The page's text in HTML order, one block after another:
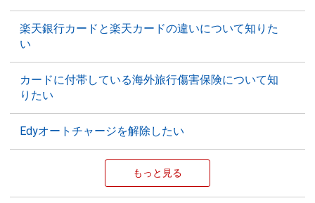
楽天銀行カードと楽天カードの違いについて知りた
い
カードに付帯している海外旅行傷害保険について知
りたい
Edyオートチャージを解除したい
もっと見る